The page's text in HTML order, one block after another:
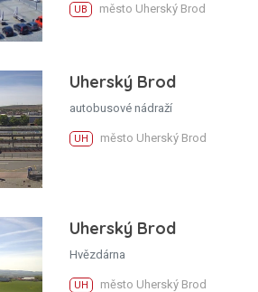
UB město Uherský Brod
Uherský Brod
autobusové nádraží
UH město Uherský Brod
Uherský Brod
Hvězdárna
UH město Uherský Brod